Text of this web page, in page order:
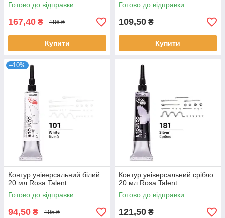
Готово до відправки
167,40 ₴ 186 ₴
Купити
Готово до відправки
109,50 ₴
Купити
–10%
Контур універсальний білий
20 мл Rosa Talent
Готово до відправки
94,50 ₴ 105 ₴
Контур універсальний срібло
20 мл Rosa Talent
Готово до відправки
121,50 ₴